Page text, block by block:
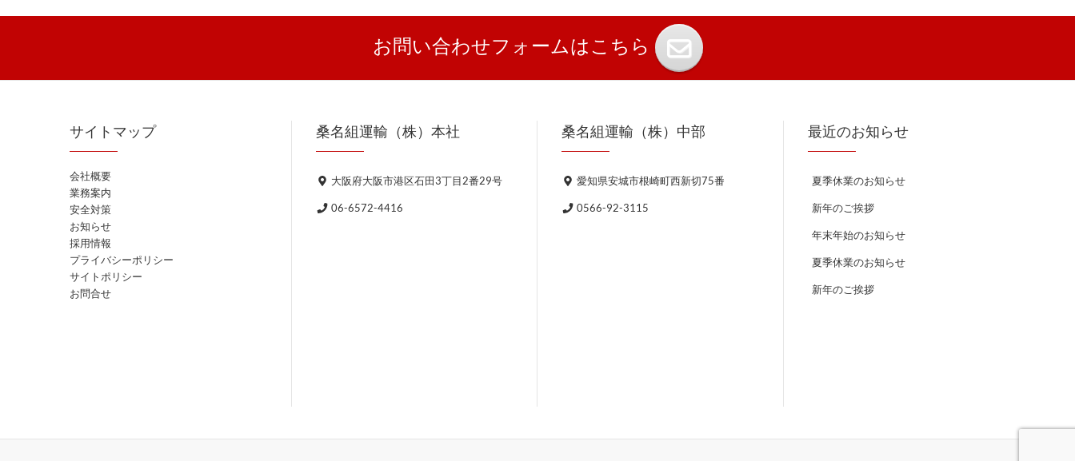
お問い合わせフォームはこちら
サイトマップ
会社概要
業務案内
安全対策
お知らせ
採用情報
プライバシーポリシー
サイトポリシー
お問合せ
桑名組運輸（株）本社
大阪府大阪市港区石田3丁目2番29号
06-6572-4416
桑名組運輸（株）中部
愛知県安城市根崎町西新切75番
0566-92-3115
最近のお知らせ
夏季休業のお知らせ
新年のご挨拶
年末年始のお知らせ
夏季休業のお知らせ
新年のご挨拶